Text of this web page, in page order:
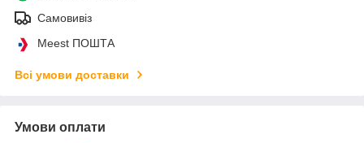
Самовивіз
Meest ПОШТА
Всі умови доставки
Умови оплати